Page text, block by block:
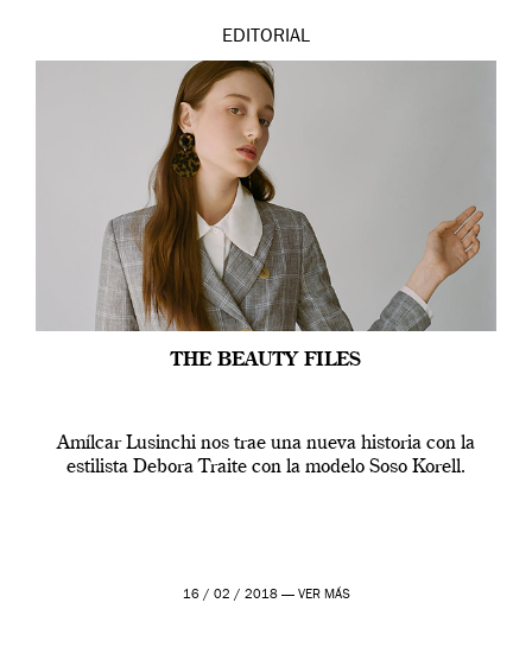
EDITORIAL
THE BEAUTY FILES
Amílcar Lusinchi nos trae una nueva historia con la
estilista Debora Traite con la modelo Soso Korell.
16 / 02 / 2018 — VER MÁS